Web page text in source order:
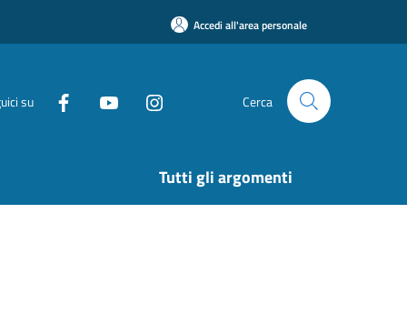
Accedi all'area personale
su Cerca
Tutti gli argomenti